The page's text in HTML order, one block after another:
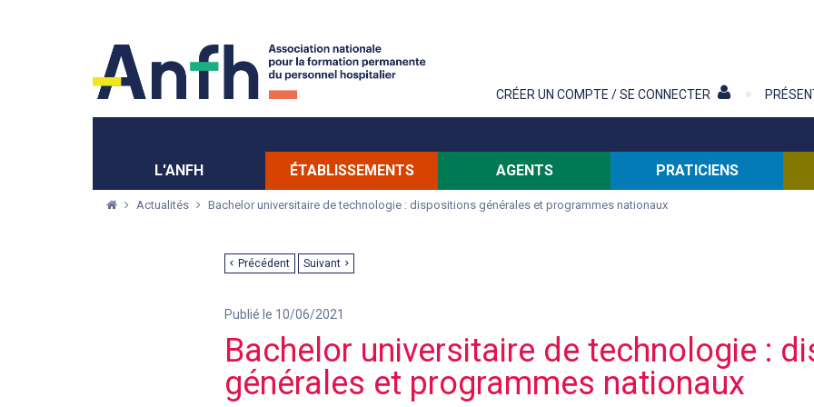
CRÉER UN COMPTE / SE CONNECTER
L'ANFH ÉTABLISSEMENTS AGENTS PRATICIENS
Actualités Bachelor universitaire de technologie : dispositions générales et programmes nationaux
Précédent Suivant
Publié le 10/06/2021
Bachelor universitaire de technologie :
générales et programmes nationaux